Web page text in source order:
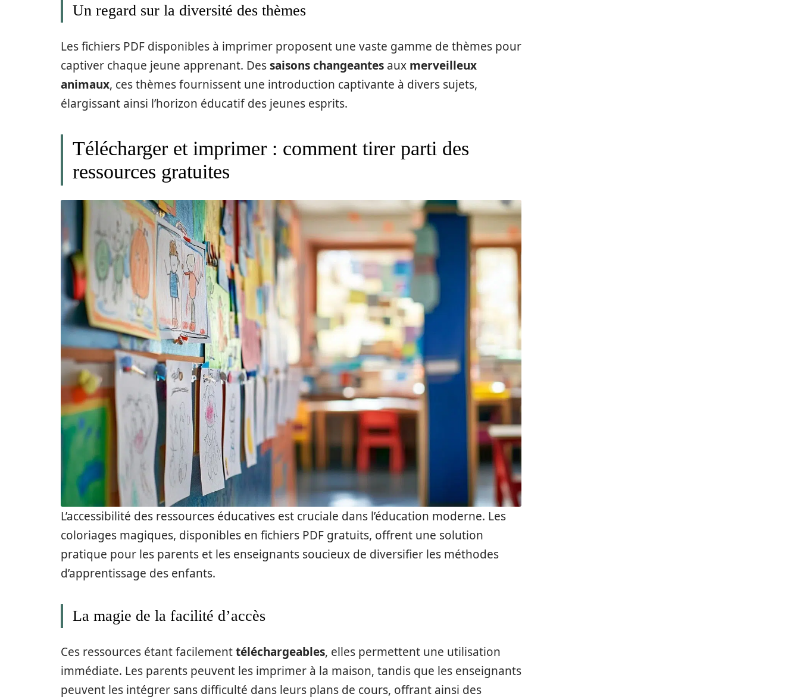
Un regard sur la diversité des thèmes
Les fichiers PDF disponibles à imprimer proposent une vaste gamme de thèmes pour
captiver chaque jeune apprenant. Dessaisons changeantes aux merveilleux
animaux, ces thèmes fournissent une introduction captivante à divers sujets,
élargissant ainsi l’horizon éducatif des jeunes esprits.
Télécharger et imprimer : comment tirer parti des
ressources gratuites
L’accessibilité des ressources éducatives est cruciale dans l’éducation moderne. Les
coloriages magiques, disponibles en fichiers PDF gratuits, offrent une solution
pratique pour les parents et les enseignants soucieux de diversifier les méthodes
d’apprentissage des enfants.
La magie de la facilité d’accès
Ces ressources étant facilementtéléchargeables, elles permettent une utilisation
immédiate. Les parents peuvent les imprimer à la maison, tandis que les enseignants
peuvent les intégrer sans difficulté dans leurs plans de cours, offrant ainsi des